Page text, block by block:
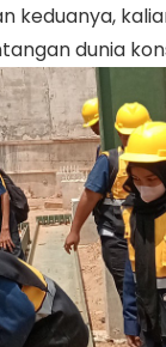
keduanya,
dunia